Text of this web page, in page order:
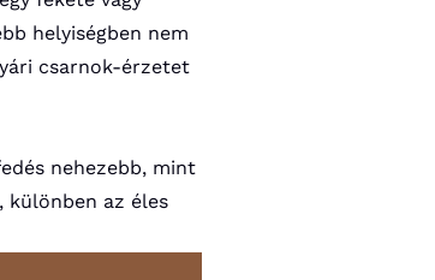
helyiségben nem
csarnok-érzetet
nehezebb, mint
különben az éles